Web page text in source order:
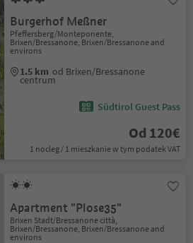
Burgerhof Meßner
Pfeffersberg/Monteponente,
Brixen/Bressanone, Brixen/Bressanone and
environs
1.5 km od Brixen/Bressanone
centrum
Südtirol Guest Pass
Od 120€
1 nocleg / 1 mieszkanie w tym podatek VAT
Apartment "Plose35"
Brixen Stadt/Bressanone città,
Brixen/Bressanone, Brixen/Bressanone and
environs